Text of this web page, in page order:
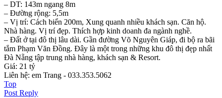
– DT: 143m ngang 8m
– Đường rộng: 5,5m
– Vị trí: Cách biển 200m, Xung quanh nhiều khách sạn. Căn hộ.
Nhà hàng. Vị trí đẹp. Thích hợp kinh doanh đa ngành nghề.
– Đất ở tại đô thị lâu dài. Gần đường Võ Nguyên Giáp, đi bộ ra bãi
tắm Phạm Văn Đồng. Đây là một trong những khu đô thị đẹp nhất
Đà Nẵng tập trung nhà hàng, khách sạn & Resort.
Giá: 21 tỷ
Liên hệ: em Trang - 033.353.5062
Top
Post Reply